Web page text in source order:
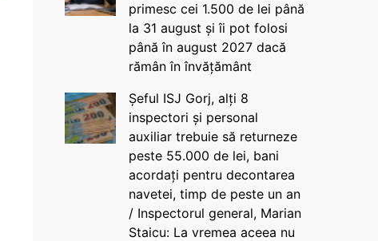
primesc cei 1.500 de lei până
la 31 august și îi pot folosi
până în august 2027 dacă
rămân în învățământ
Șeful ISJ Gorj, alți 8
inspectori și personal
auxiliar trebuie să returneze
peste 55.000 de lei, bani
acordați pentru decontarea
navetei, timp de peste un an
/ Inspectorul general, Marian
Staicu: La vremea aceea nu